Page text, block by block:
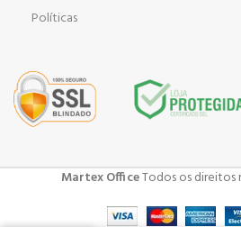
Políticas
Martex OfficeTodos os direitos